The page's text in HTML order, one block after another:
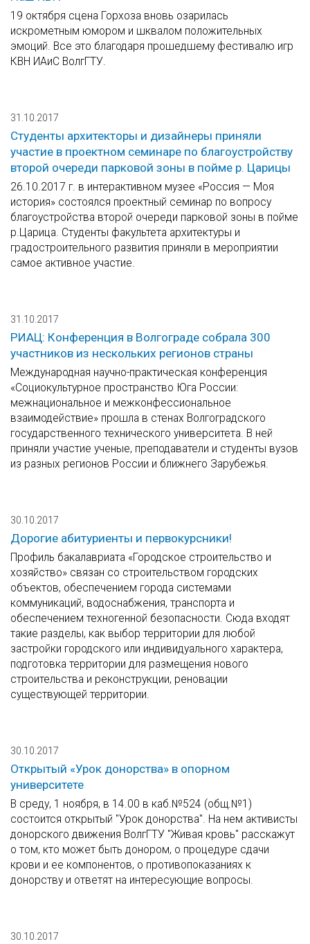
19 октября сцена Горхоза вновь озарилась
искрометным юмором и шквалом положительных
эмоций. Все это благодаря прошедшему фестивалю игр
КВН ИАиС ВолгГТУ.
31.10.2017
Студенты архитекторы и дизайнеры приняли
участие в проектном семинаре по благоустройству
второй очереди парковой зоны в пойме р. Царицы
26.10.2017 г. в интерактивном музее «Россия — Моя
история» состоялся проектный семинар по вопросу
благоустройства второй очереди парковой зоны в пойме
р.Царица. Студенты факультета архитектуры и
градостроительного развития приняли в мероприятии
самое активное участие.
31.10.2017
РИАЦ: Конференция в Волгограде собрала 300
участников из нескольких регионов страны
Международная научно-практическая конференция
«Социокультурное пространство Юга России:
межнациональное и межконфессиональное
взаимодействие» прошла в стенах Волгоградского
государственного технического университета. В ней
приняли участие ученые, преподаватели и студенты вузов
из разных регионов России и ближнего Зарубежья.
30.10.2017
Дорогие абитуриенты и первокурсники!
Профиль бакалавриата «Городское строительство и
хозяйство» связан со строительством городских
объектов, обеспечением города системами
коммуникаций, водоснабжения, транспорта и
обеспечением техногенной безопасности. Сюда входят
такие разделы, как выбор территории для любой
застройки городского или индивидуального характера,
подготовка территории для размещения нового
строительства и реконструкции, реновации
существующей территории.
30.10.2017
Открытый «Урок донорства» в опорном
университете
В среду, 1 ноября, в 14.00 в каб.№524 (общ.№1)
состоится открытый "Урок донорства". На нем активисты
донорского движения ВолгГТУ "Живая кровь" расскажут
о том, кто может быть донором, о процедуре сдачи
крови и ее компонентов, о противопоказаниях к
донорству и ответят на интересующие вопросы.
30.10.2017